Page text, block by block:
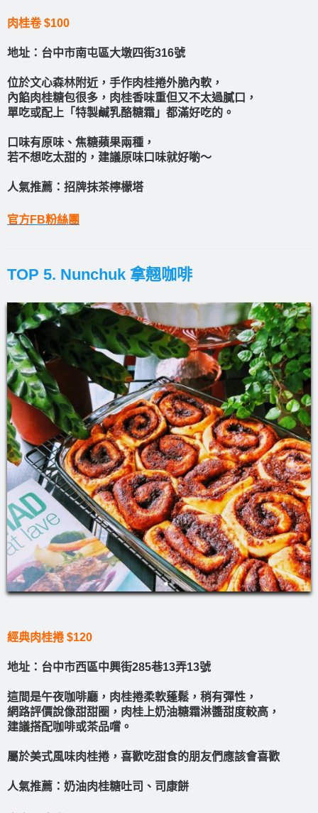
肉桂卷 $100
地址：台中市南屯區大墩四街316號
位於文心森林附近，手作肉桂捲外脆內軟，
內餡肉桂糖包很多，肉桂香味重但又不太過膩口，
單吃或配上「特製鹹乳酪糖霜」都滿好吃的。
口味有原味、焦糖蘋果兩種，
若不想吃太甜的，建議原味口味就好喲～
人氣推薦：招牌抹茶檸檬塔
官方FB粉絲團
TOP 5. Nunchuk 拿翹咖啡
經典肉桂捲 $120
地址：台中市西區中興街285巷13弄13號
這間是午夜咖啡廳，肉桂捲柔軟蓬鬆，稍有彈性，
網路評價說像甜甜圈，肉桂上奶油糖霜淋醬甜度較高，
建議搭配咖啡或茶品嚐。
屬於美式風味肉桂捲，喜歡吃甜食的朋友們應該會喜歡
人氣推薦：奶油肉桂糖吐司、司康餅